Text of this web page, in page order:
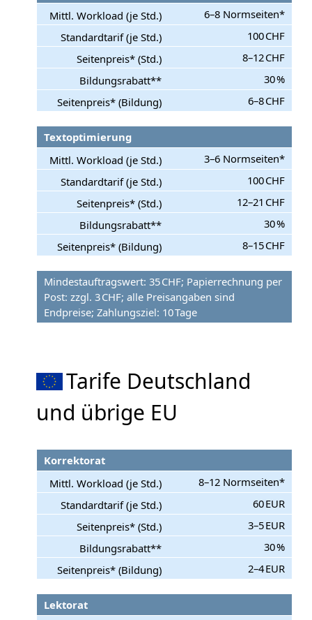
6–8 Normseiten*
100 CHF
8–12 CHF
30 %
6–8 CHF
Textoptimierung
3–6 Normseiten*
100 CHF
12–21 CHF
30 %
8–15 CHF
Mindestauftragswert: 35 CHF; Papierrechnung per
Post: zzgl. 3 CHF; alle Preisangaben sind
Endpreise; Zahlungsziel: 10 Tage
Tarife Deutschland
und übrige EU
Korrektorat
8–12 Normseiten*
60 EUR
3–5 EUR
30 %
2–4 EUR
Lektorat